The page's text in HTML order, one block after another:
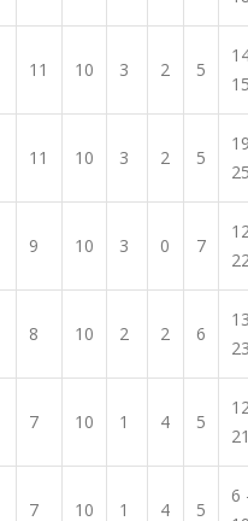
11 10 3 2 5
11 10 3 2 5
9 10 3 0 7
8 10 2 2 6
7 10 1 4 5
7 10 1 4 5
6